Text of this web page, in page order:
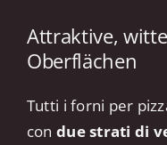
Attraktive,
Oberflächen
Tutti i forni per
condue strati di